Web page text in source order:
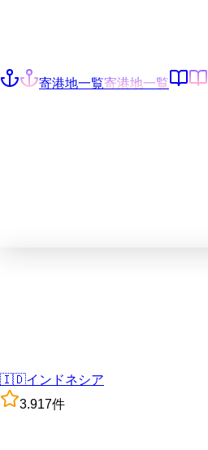
寄港地一覧寄港地一覧
🇮🇩インドネシア
3.917件